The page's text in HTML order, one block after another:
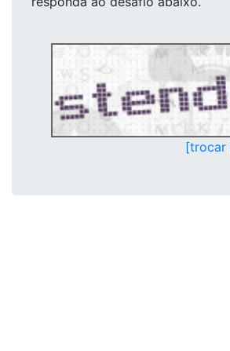
[trocar